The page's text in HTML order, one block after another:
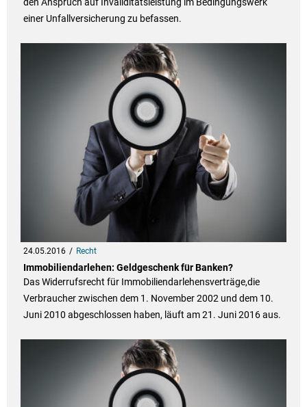
den Anspruch auf Invaliditätsleistung im Bedingungswerk
einer Unfallversicherung zu befassen.
24.05.2016 Recht
Immobiliendarlehen: Geldgeschenk für Banken?
Das Widerrufsrecht für Immobiliendarlehensverträge,die
Verbraucher zwischen dem 1. November 2002 und dem 10.
Juni 2010 abgeschlossen haben, läuft am 21. Juni 2016 aus.